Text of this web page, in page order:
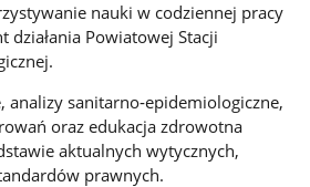
nauki w codziennej pracy
działania Powiatowej Stacji
analizy sanitarno‑epidemiologiczne,
oraz edukacja zdrowotna
aktualnych wytycznych,
prawnych.